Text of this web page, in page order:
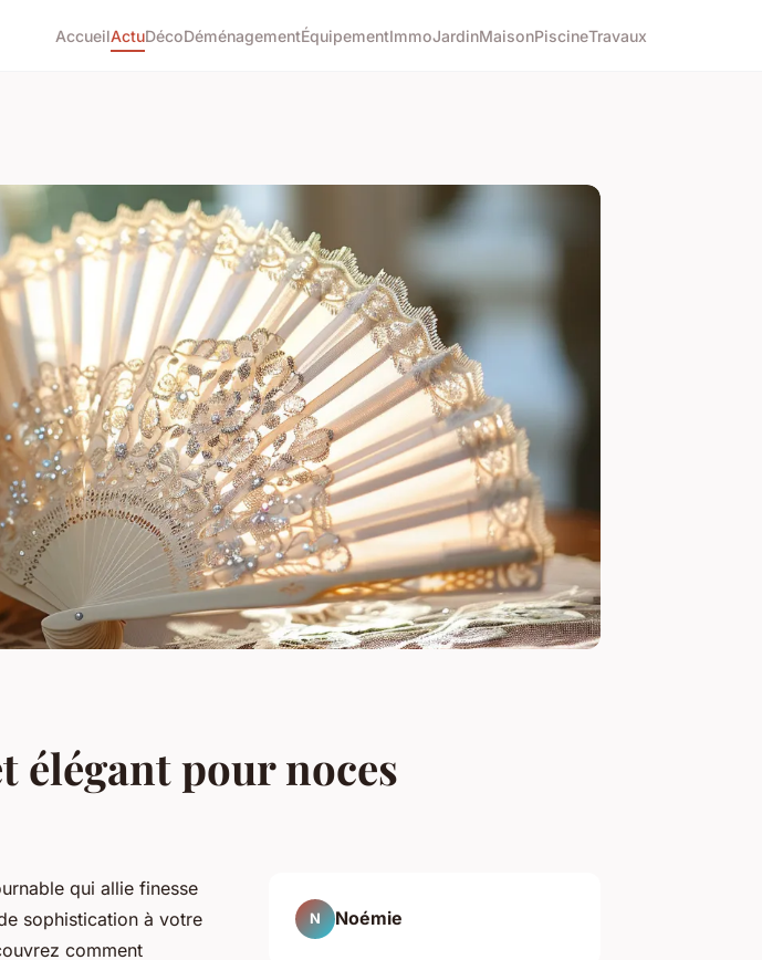
AccueilActuDécoDéménagementÉquipementImmoJardinMaisonPiscineTravaux
élégant pour noces
qui allie finesse
sophistication à votre
comment
N Noémie